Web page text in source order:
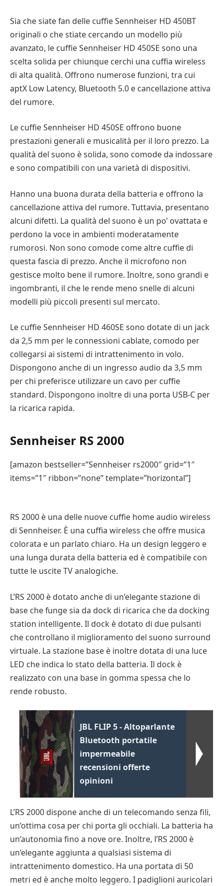
Sia che siate fan delle cuffie Sennheiser HD 450BT
originali o che stiate cercando un modello più
avanzato, le cuffie Sennheiser HD 450SE sono una
scelta solida per chiunque cerchi una cuffia wireless
di alta qualità. Offrono numerose funzioni, tra cui
aptX Low Latency, Bluetooth 5.0 e cancellazione attiva
del rumore.
Le cuffie Sennheiser HD 450SE offrono buone
prestazioni generali e musicalità per il loro prezzo. La
qualità del suono è solida, sono comode da indossare
e sono compatibili con una varietà di dispositivi.
Hanno una buona durata della batteria e offrono la
cancellazione attiva del rumore. Tuttavia, presentano
alcuni difetti. La qualità del suono è un po’ ovattata e
perdono la voce in ambienti moderatamente
rumorosi. Non sono comode come altre cuffie di
questa fascia di prezzo. Anche il microfono non
gestisce molto bene il rumore. Inoltre, sono grandi e
ingombranti, il che le rende meno snelle di alcuni
modelli più piccoli presenti sul mercato.
Le cuffie Sennheiser HD 460SE sono dotate di un jack
da 2,5 mm per le connessioni cablate, comodo per
collegarsi ai sistemi di intrattenimento in volo.
Dispongono anche di un ingresso audio da 3,5 mm
per chi preferisce utilizzare un cavo per cuffie
standard. Dispongono inoltre di una porta USB-C per
la ricarica rapida.
Sennheiser RS 2000
[amazon bestseller=”Sennheiser rs2000″ grid=”1″
items=”1″ ribbon=”none” template=”horizontal”]
RS 2000 è una delle nuove cuffie home audio wireless
di Sennheiser. È una cuffia wireless che offre musica
colorata e un parlato chiaro. Ha un design leggero e
una lunga durata della batteria ed è compatibile con
tutte le uscite TV analogiche.
L’RS 2000 è dotato anche di un’elegante stazione di
base che funge sia da dock di ricarica che da docking
station intelligente. Il dock è dotato di due pulsanti
che controllano il miglioramento del suono surround
virtuale. La stazione base è inoltre dotata di una luce
LED che indica lo stato della batteria. Il dock è
realizzato con una base in gomma spessa che lo
rende robusto.
JBL FLIP 5 - Altoparlante
Bluetooth portatile
impermeabile
recensioni offerte
opinioni
L’RS 2000 dispone anche di un telecomando senza fili,
un’ottima cosa per chi porta gli occhiali. La batteria ha
un’autonomia fino a nove ore. Inoltre, l’RS 2000 è
un’elegante aggiunta a qualsiasi sistema di
intrattenimento domestico. Ha una portata di 50
metri ed è anche molto leggero. I padiglioni auricolari